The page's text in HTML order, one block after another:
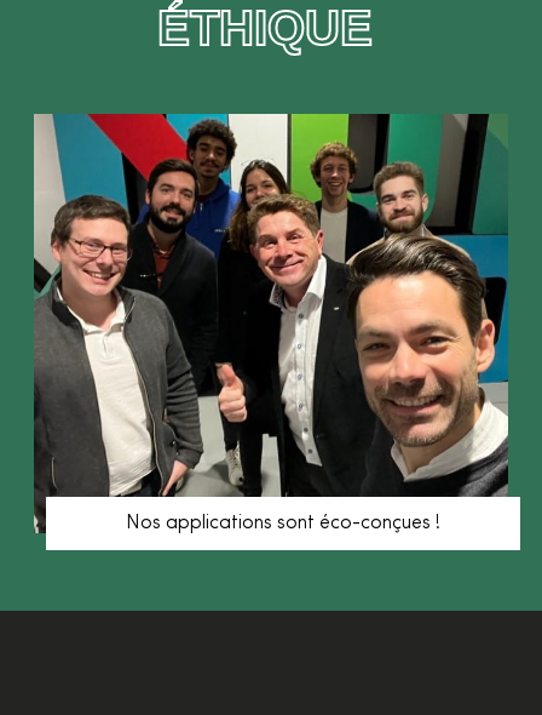
ÉTHIQUE
Nos applications sont éco-conçues !